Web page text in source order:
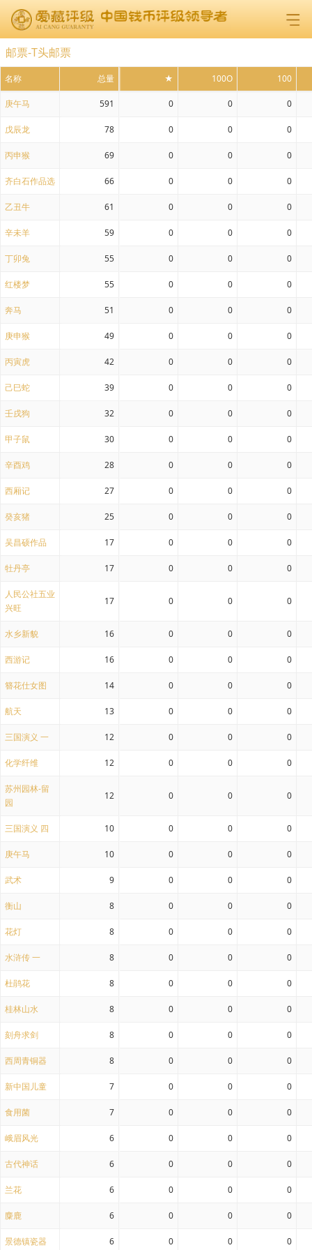
邮票-T头邮票
名称 总量 ★ 100O 100
庚午马 591 0 0 0
戊辰龙 78 0 0 0
丙申猴 69 0 0 0
齐白石作品选 66 0 0 0
乙丑牛 61 0 0 0
辛未羊 59 0 0 0
丁卯兔 55 0 0 0
红楼梦 55 0 0 0
奔马 51 0 0 0
庚申猴 49 0 0 0
丙寅虎 42 0 0 0
己巳蛇 39 0 0 0
壬戌狗 32 0 0 0
甲子鼠 30 0 0 0
辛酉鸡 28 0 0 0
西厢记 27 0 0 0
癸亥猪 25 0 0 0
吴昌硕作品 17 0 0 0
牡丹亭 17 0 0 0
人民公社五业
兴旺
17 0 0 0
水乡新貌 16 0 0 0
西游记 16 0 0 0
簪花仕女图 14 0 0 0
航天 13 0 0 0
三国演义 一 12 0 0 0
化学纤维 12 0 0 0
苏州园林-留
园
12 0 0 0
三国演义 四 10 0 0 0
庚午马 10 0 0 0
武术 9 0 0 0
衡山 8 0 0 0
花灯 8 0 0 0
水浒传 一 8 0 0 0
杜鹃花 8 0 0 0
桂林山水 8 0 0 0
刻舟求剑 8 0 0 0
西周青铜器 8 0 0 0
新中国儿童 7 0 0 0
食用菌 7 0 0 0
峨眉风光 6 0 0 0
古代神话 6 0 0 0
兰花 6 0 0 0
麋鹿 6 0 0 0
景德镇瓷器 6 0 0 0